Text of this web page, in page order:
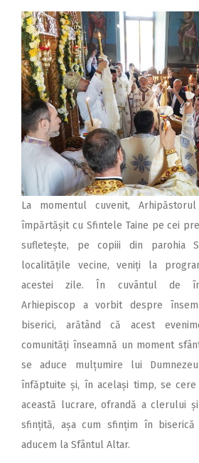
La momentul cuvenit,
împărtășit cu Sfintele Taine pe cei
sufletește, pe copiii din parohia
localitățile vecine, veniți la
acestei zile. În cuvântul de
Arhiepiscop a vorbit despre
biserici, arătând că acest
comunități înseamnă un moment
se aduce mulțumire lui
înfăptuite și, în același timp, se
această lucrare, ofrandă a clerului
sfințită, așa cum sfințim în
aducem la Sfântul Altar.